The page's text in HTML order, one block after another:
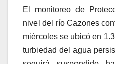
El monitoreo de
nivel del río Cazones
miércoles se ubicó en
turbiedad del agua